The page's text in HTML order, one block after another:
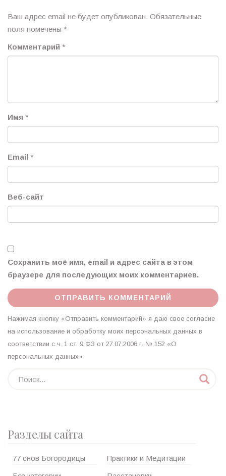
Ваш адрес email не будет опубликован. Обязательные
поля помечены *
Комментарий *
Имя *
Email *
Веб-сайт
Сохранить моё имя, email и адрес сайта в этом
браузере для последующих моих комментариев.
Нажимая кнопку «Отправить комментарий» я даю свое согласие
на использование и обработку моих персональных данных в
соответствии с ч. 1 ст. 9 ФЗ от 27.07.2006 г. № 152 «О
персональных данных»
Разделы сайта
77 снов Богородицы Практики и Медитации